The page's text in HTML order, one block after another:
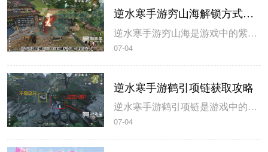
逆水寒手游穷山海解锁方式攻略
逆水寒手游穷山海是游戏中的紫色装备，玩家在开服第三天就可以拿到，米葫芦小编带来逆水寒手游穷山海解锁方式攻略，希望可以帮到大家。逆水寒手游穷山海解锁方式攻略1、首先来到磁州433 990触发奇遇-驿站灭火，灭火后，拾取烧火棍。完成奇遇后获得1件穷山海装备和线索。2、前往汴京943 1091对话唐铸。...
07-04
逆水寒手游鹤引项链获取攻略
逆水寒手游鹤引项链是游戏中的55级紫色装备，玩家可以通过不同的坐标完成小游戏获得，米葫芦小编带来逆水寒手游鹤引项链获取攻略，一起来看看吧。逆水寒手游鹤引项链获取攻略1、在山清山完成同样的探索小游戏驭鹤七次即可获得。2、注意这七哥小游戏都是一样的流程，在规定的时间内触碰4朵花即可完成。3、坐标分别在...
07-04